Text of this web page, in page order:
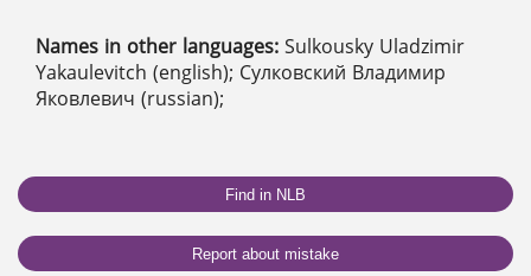
Names in other languages: Sulkousky Uladzimir
Yakaulevitch (english); Сулковский Владимир
Яковлевич (russian);
Find in NLB
Report about mistake